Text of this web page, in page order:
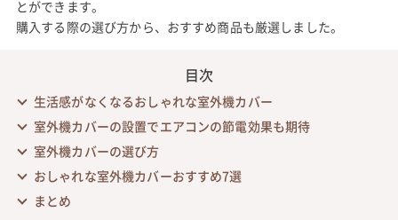
とができます。
購入する際の選び方から、おすすめ商品も厳選しました。
目次
生活感がなくなるおしゃれな室外機カバー
室外機カバーの設置でエアコンの節電効果も期待
室外機カバーの選び方
おしゃれな室外機カバーおすすめ7選
まとめ